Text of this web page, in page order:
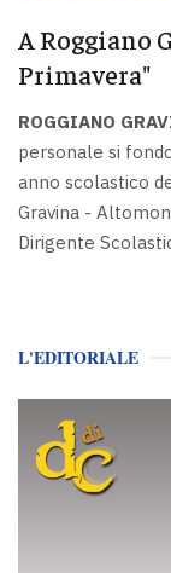
A Roggiano
Primavera"
ROGGIANO
personale si
anno scolastico
Gravina -
Dirigente
L'EDITORIALE